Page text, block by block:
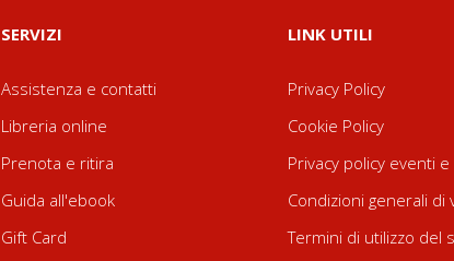
SERVIZI
Assistenza e contatti
Libreria online
Prenota e ritira
Guida all'ebook
Gift Card
LINK UTILI
Privacy Policy
Cookie Policy
Privacy policy eventi
Condizioni generali di
Termini di utilizzo del